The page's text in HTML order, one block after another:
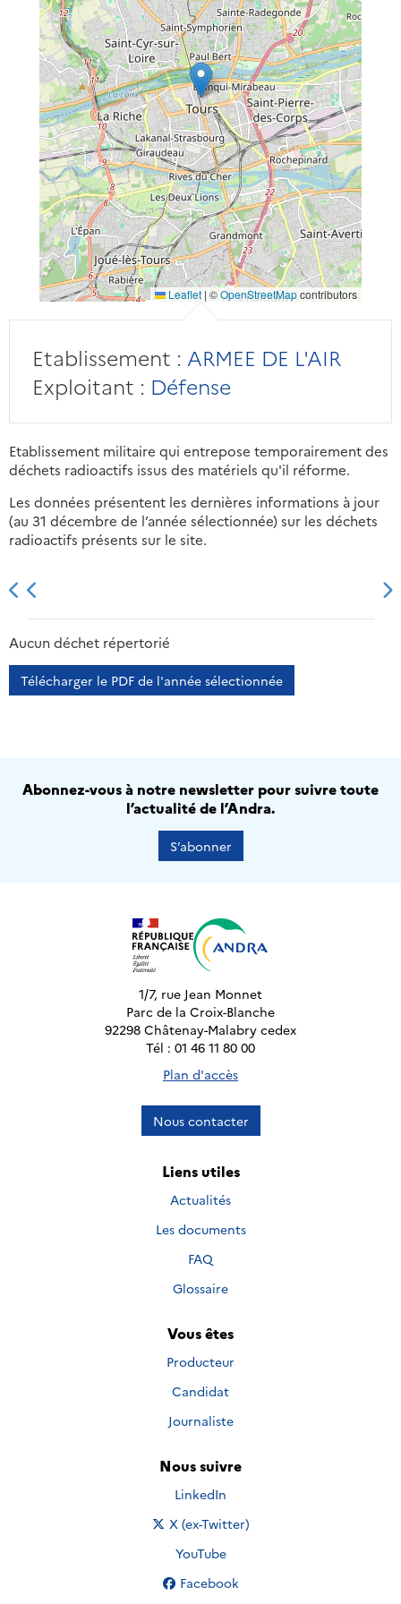
Leaflet | ©OpenStreetMapcontributors
Etablissement : ARMEE DE L'AIR
Exploitant : Défense
Etablissement militaire qui entrepose temporairement des
déchets radioactifs issus des matériels qu'il réforme.
Les données présentent les dernières informations à jour
(au 31 décembre de l’année sélectionnée) sur les déchets
radioactifs présents sur le site.
2013 2014
Aucun déchet répertorié
Télécharger le PDF de l'année sélectionnée
Abonnez-vous à notre newsletter pour suivre toute
l’actualité de l’Andra.
S’abonner
1/7, rue Jean Monnet
Parc de la Croix-Blanche
92298 Châtenay-Malabry cedex
Tél : 01 46 11 80 00
Plan d'accès
Nous contacter
Liens utiles
Actualités
Les documents
FAQ
Glossaire
Vous êtes
Producteur
Candidat
Journaliste
Nous suivre
Nous suivre sur
LinkedIn
Nous suivre sur
X (ex-Twitter)
Nous suivre sur
YouTube
Nous suivre sur
Facebook